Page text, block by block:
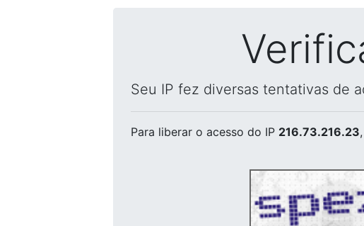
Seu IP fez diversas tentativas de
Para liberar o acesso do IP 216.73.216.23